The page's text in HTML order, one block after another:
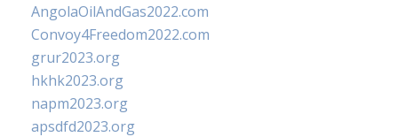
AngolaOilAndGas2022.com
Convoy4Freedom2022.com
grur2023.org
hkhk2023.org
napm2023.org
apsdfd2023.org